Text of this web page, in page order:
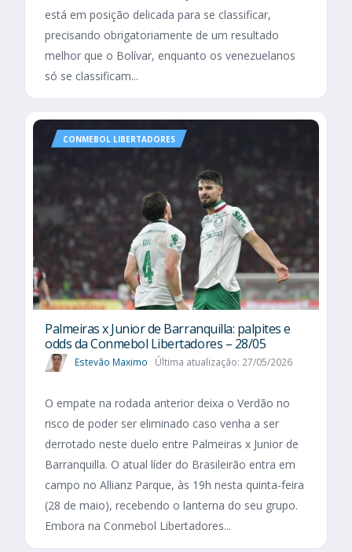
está em posição delicada para se classificar,
precisando obrigatoriamente de um resultado
melhor que o Bolívar, enquanto os venezuelanos
só se classificam...
CONMEBOL LIBERTADORES
Palmeiras x Junior de Barranquilla: palpites e
odds da Conmebol Libertadores – 28/05
Estevão Maximo Última atualização: 27/05/2026
O empate na rodada anterior deixa o Verdão no
risco de poder ser eliminado caso venha a ser
derrotado neste duelo entre Palmeiras x Junior de
Barranquilla. O atual líder do Brasileirão entra em
campo no Allianz Parque, às 19h nesta quinta-feira
(28 de maio), recebendo o lanterna do seu grupo.
Embora na Conmebol Libertadores...